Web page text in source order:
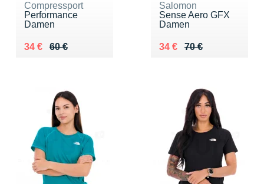
Compressport
Performance
Damen
60 €
Au lieu de 60 €
34 €
Vendu 34 €
Salomon
Sense Aero GFX
Damen
70 €
Au lieu de 70 €
34 €
Vendu 34 €